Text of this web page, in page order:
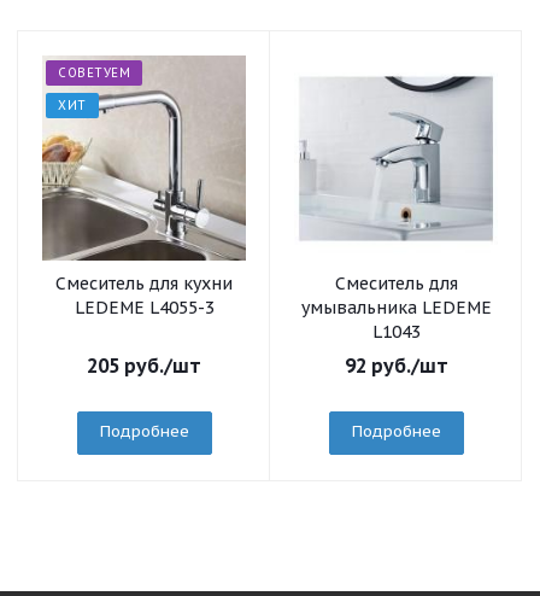
СОВЕТУЕМ
ХИТ
Смеситель для кухни
LEDEME L4055-3
205 руб./шт
Подробнее
Смеситель для
умывальника LEDEME
L1043
92 руб./шт
Подробнее